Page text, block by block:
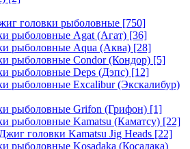
головки рыболовные [750]
рыболовные Agat (Агат) [36]
рыболовные Aqua (Аква) [28]
рыболовные Condor (Кондор) [5]
рыболовные Deps (Дэпс) [12]
рыболовные Excalibur (Экскалибур)
рыболовные Grifon (Грифон) [1]
рыболовные Kamatsu (Каматсу) [22]
Джиг головки Kamatsu Jig Heads [22]
рыболовные Kosadaka (Косадака)